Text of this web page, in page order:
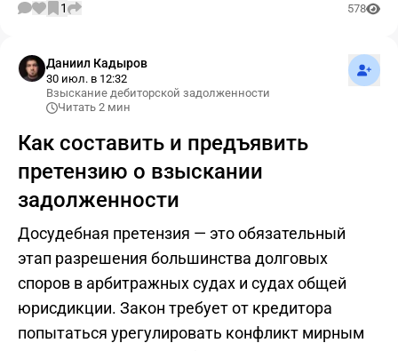
1 578
Даниил Кадыров
30 июл. в 12:32
Взыскание дебиторской задолженности
Читать 2 мин
Как составить и предъявить
претензию о взыскании
задолженности
Досудебная претензия — это обязательный
этап разрешения большинства долговых
споров в арбитражных судах и судах общей
юрисдикции. Закон требует от кредитора
попытаться урегулировать конфликт мирным